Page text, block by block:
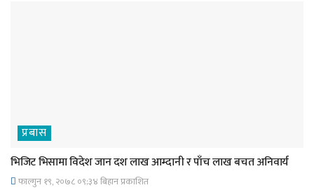
प्रबास
भिजिट भिसामा विदेश जान दश लाख आम्दानी र पाँच लाख बचत अनिवार्य
फाल्गुन १९, २०७८ ०९;३४ बिहान प्रकाशित